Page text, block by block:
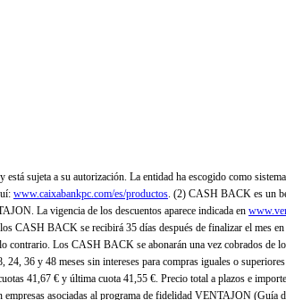
sujeta a su autorización. La entidad ha escogido como
www.caixabankpc.com/es/productos. (2) CASH BACK es un
La vigencia de los descuentos aparece indicada en
BACK se recibirá 35 días después de finalizar el mes en
Los CASH BACK se abonarán una vez cobrados de
24, 36 y 48 meses sin intereses para compras iguales o
41,67 € y última cuota 41,55 €. Precio total a plazos e
asociadas al programa de fidelidad VENTAJON (Guía